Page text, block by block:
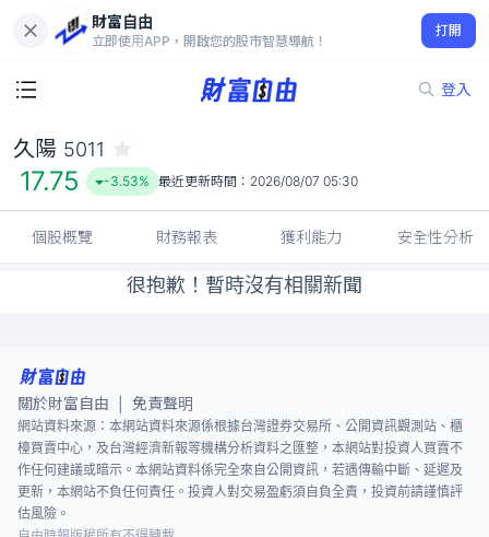
財富自由
立即使用APP，開啟您的股市智慧導航！
打開
登入
17.75
-3.53%
久陽 5011
17.75 -3.53% 最近更新時間： 2026/08/07 05:30
個股概覽 財務報表 獲利能力 安全性分析
很抱歉！暫時沒有相關新聞
關於財富自由 免責聲明
網站資料來源：本網站資料來源係根據台灣證券交易所、公開資訊觀測站、櫃
檯買賣中心，及台灣經濟新報等機構分析資料之匯整，本網站對投資人買賣不
作任何建議或暗示。本網站資料係完全來自公開資訊，若遇傳輸中斷、延遲及
更新，本網站不負任何責任。投資人對交易盈虧須自負全責，投資前請謹慎評
估風險。